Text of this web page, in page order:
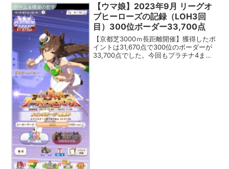
ゲーム＆構築の哲学
【ウマ娘】2023年9月 リーグオ
ブヒーローズの記録（LOH3回
目）300位ボーダー33,700点
【京都芝3000ｍ長距離開催】獲得したポ
イントは31,670点で300位のボーダーが
33,700点でした。今回もプラチナ4まで